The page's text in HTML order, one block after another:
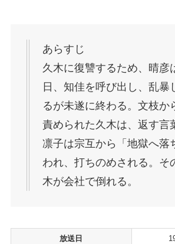
あらすじ
久木に復讐するため、晴彦
日、知佳を呼び出し、乱暴
るが未遂に終わる。文枝か
責められた久木は、返す言
凛子は宗互から「地獄へ落
われ、打ちのめされる。そ
木が会社で倒れる。
放送日